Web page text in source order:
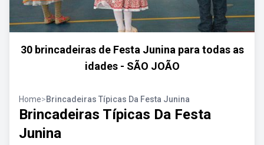
30 brincadeiras de Festa Junina para todas as
idades - SÃO JOÃO
Home>Brincadeiras Típicas Da Festa Junina
Brincadeiras Típicas Da Festa
Junina